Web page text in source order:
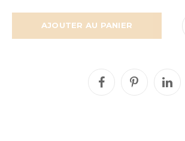
AJOUTER AU PANIER